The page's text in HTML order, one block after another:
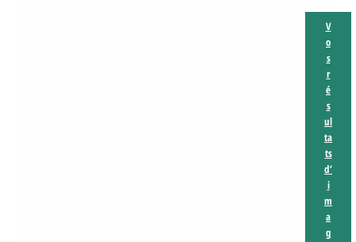
V
o
s
r
é
s
ul
ta
ts
d’
i
m
a
g